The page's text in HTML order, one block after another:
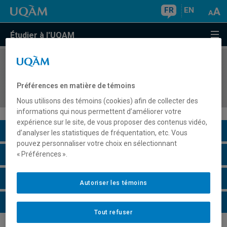
FR EN
Étudier à l'UQAM
COURS//
humaines (3 à 12 cr.)
Description du cours
Horaire - Été 2026
Horaire - Automne 2026
Horaire - Hiver 2027
Préférences en matière de témoins
Nous utilisons des témoins (cookies) afin de collecter des
informations qui nous permettent d’améliorer votre
expérience sur le site, de vous proposer des contenus vidéo,
d’analyser les statistiques de fréquentation, etc. Vous
pouvez personnaliser votre choix en sélectionnant
« Préférences ».
Tout refuser
Autoriser les témoins